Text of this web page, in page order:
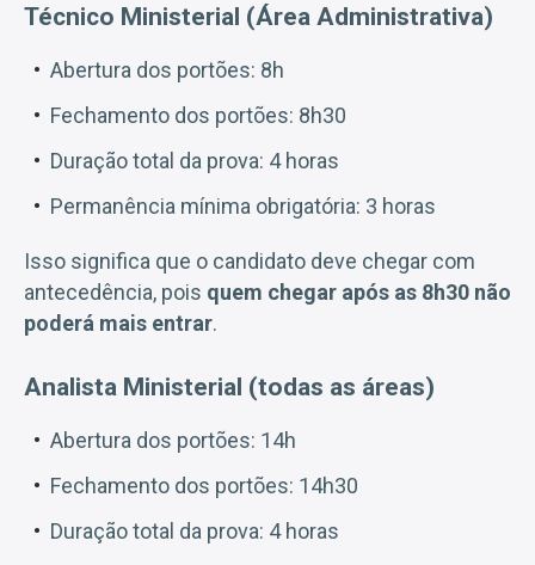
Técnico Ministerial (Área Administrativa)
Abertura dos portões: 8h
Fechamento dos portões: 8h30
Duração total da prova: 4 horas
Permanência mínima obrigatória: 3 horas
Isso significa que o candidato deve chegar com
antecedência, pois quem chegar após as 8h30 não
poderá mais entrar.
Analista Ministerial (todas as áreas)
Abertura dos portões: 14h
Fechamento dos portões: 14h30
Duração total da prova: 4 horas